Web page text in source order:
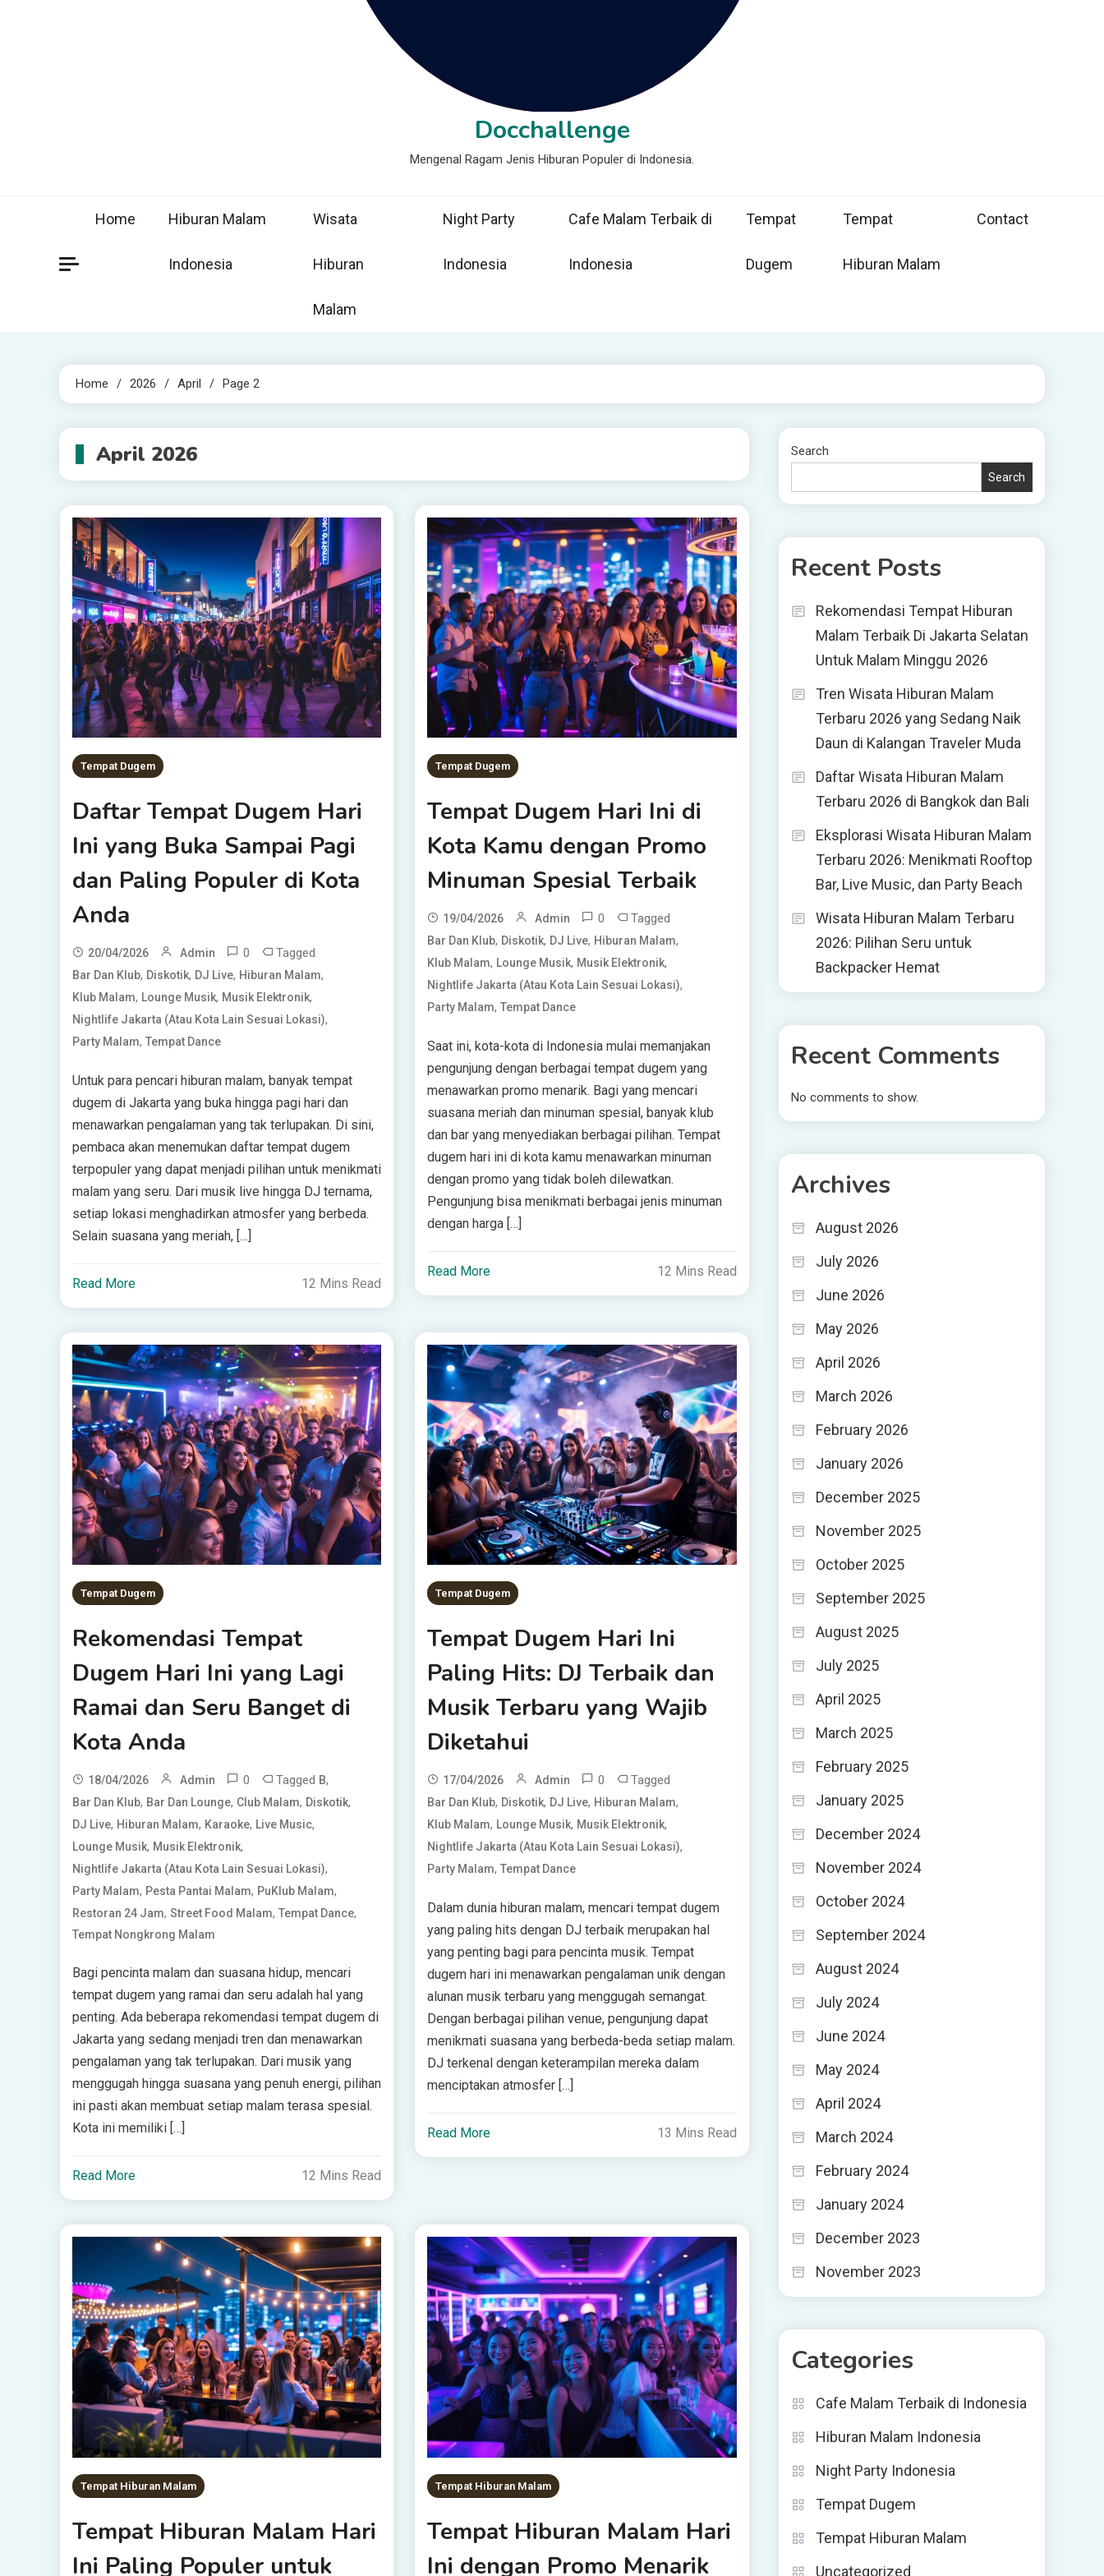
Docchallenge
Mengenal Ragam Jenis Hiburan Populer di Indonesia.
Home Hiburan Malam
Indonesia
Wisata
Hiburan
Malam
Night Party
Indonesia
Cafe Malam Terbaik di
Indonesia
Tempat
Dugem
Tempat
Hiburan Malam
Contact
Home 2026 April Page 2
April 2026
Tempat Dugem
Daftar Tempat Dugem Hari
Ini yang Buka Sampai Pagi
dan Paling Populer di Kota
Anda
20/04/2026 Admin 0 Tagged
Bar Dan Klub, Diskotik, DJ Live, Hiburan Malam,
Klub Malam, Lounge Musik, Musik Elektronik,
Nightlife Jakarta (atau Kota Lain Sesuai Lokasi),
Party Malam, Tempat Dance
Untuk para pencari hiburan malam, banyak tempat
dugem di Jakarta yang buka hingga pagi hari dan
menawarkan pengalaman yang tak terlupakan. Di sini,
pembaca akan menemukan daftar tempat dugem
terpopuler yang dapat menjadi pilihan untuk menikmati
malam yang seru. Dari musik live hingga DJ ternama,
setiap lokasi menghadirkan atmosfer yang berbeda.
Selain suasana yang meriah, […]
Read More 12 Mins Read
Tempat Dugem
Tempat Dugem Hari Ini di
Kota Kamu dengan Promo
Minuman Spesial Terbaik
19/04/2026 Admin 0 Tagged
Bar Dan Klub, Diskotik, DJ Live, Hiburan Malam,
Klub Malam, Lounge Musik, Musik Elektronik,
Nightlife Jakarta (atau Kota Lain Sesuai Lokasi),
Party Malam,Tempat Dance
Saat ini, kota-kota di Indonesia mulai memanjakan
pengunjung dengan berbagai tempat dugem yang
menawarkan promo menarik. Bagi yang mencari
suasana meriah dan minuman spesial, banyak klub
dan bar yang menyediakan berbagai pilihan. Tempat
dugem hari ini di kota kamu menawarkan minuman
dengan promo yang tidak boleh dilewatkan.
Pengunjung bisa menikmati berbagai jenis minuman
dengan harga […]
Read More 12 Mins Read
Tempat Dugem
Rekomendasi Tempat
Dugem Hari Ini yang Lagi
Ramai dan Seru Banget di
Kota Anda
18/04/2026 Admin 0 Tagged B,
Bar Dan Klub, Bar Dan Lounge, Club Malam, Diskotik,
DJ Live, Hiburan Malam, Karaoke, Live Music,
Lounge Musik, Musik Elektronik,
Nightlife Jakarta (atau Kota Lain Sesuai Lokasi),
Party Malam, Pesta Pantai Malam, PuKlub Malam,
Restoran 24 Jam, Street Food Malam, Tempat Dance,
Tempat Nongkrong Malam
Bagi pencinta malam dan suasana hidup, mencari
tempat dugem yang ramai dan seru adalah hal yang
penting. Ada beberapa rekomendasi tempat dugem di
Jakarta yang sedang menjadi tren dan menawarkan
pengalaman yang tak terlupakan. Dari musik yang
menggugah hingga suasana yang penuh energi, pilihan
ini pasti akan membuat setiap malam terasa spesial.
Kota ini memiliki […]
Read More 12 Mins Read
Tempat Dugem
Tempat Dugem Hari Ini
Paling Hits: DJ Terbaik dan
Musik Terbaru yang Wajib
Diketahui
17/04/2026 Admin 0 Tagged
Bar Dan Klub, Diskotik, DJ Live, Hiburan Malam,
Klub Malam, Lounge Musik, Musik Elektronik,
Nightlife Jakarta (atau Kota Lain Sesuai Lokasi),
Party Malam,Tempat Dance
Dalam dunia hiburan malam, mencari tempat dugem
yang paling hits dengan DJ terbaik merupakan hal
yang penting bagi para pencinta musik. Tempat
dugem hari ini menawarkan pengalaman unik dengan
alunan musik terbaru yang menggugah semangat.
Dengan berbagai pilihan venue, pengunjung dapat
menikmati suasana yang berbeda-beda setiap malam.
DJ terkenal dengan keterampilan mereka dalam
menciptakan atmosfer […]
Read More 13 Mins Read
Tempat Hiburan Malam
Tempat Hiburan Malam Hari
Ini Paling Populer untuk
Tempat Hiburan Malam
Tempat Hiburan Malam Hari
Ini dengan Promo Menarik
Search
Search
Recent Posts
Rekomendasi Tempat Hiburan
Malam Terbaik Di Jakarta Selatan
Untuk Malam Minggu 2026
Tren Wisata Hiburan Malam
Terbaru 2026 yang Sedang Naik
Daun di Kalangan Traveler Muda
Daftar Wisata Hiburan Malam
Terbaru 2026 di Bangkok dan Bali
Eksplorasi Wisata Hiburan Malam
Terbaru 2026: Menikmati Rooftop
Bar, Live Music, dan Party Beach
Wisata Hiburan Malam Terbaru
2026: Pilihan Seru untuk
Backpacker Hemat
Recent Comments
No comments to show.
Archives
August 2026
July 2026
June 2026
May 2026
April 2026
March 2026
February 2026
January 2026
December 2025
November 2025
October 2025
September 2025
August 2025
July 2025
April 2025
March 2025
February 2025
January 2025
December 2024
November 2024
October 2024
September 2024
August 2024
July 2024
June 2024
May 2024
April 2024
March 2024
February 2024
January 2024
December 2023
November 2023
Categories
Cafe Malam Terbaik di Indonesia
Hiburan Malam Indonesia
Night Party Indonesia
Tempat Dugem
Tempat Hiburan Malam
Uncategorized